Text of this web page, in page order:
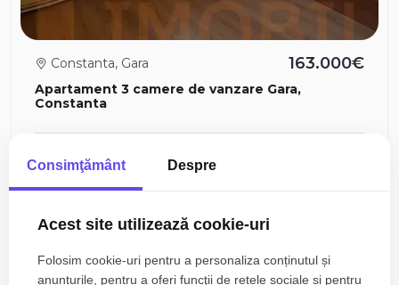
Apartament 3 camere de vanzare Gara,
Constanta
Constanta, Gara 163.000€
Consimţământ Despre
Acest site utilizează cookie-uri
Folosim cookie-uri pentru a personaliza conținutul și
anunțurile, pentru a oferi funcţii de rețele sociale și pentru